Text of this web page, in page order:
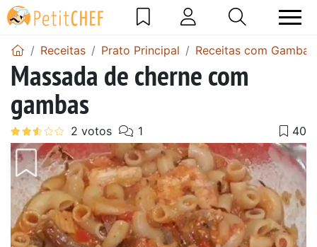
Receitas Prato Principal Receitas com Gambas
Massada de cherne com
gambas